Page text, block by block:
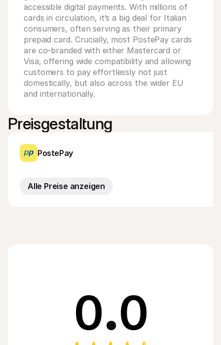
accessible digital payments. With millions of
cards in circulation, it’s a big deal for Italian
consumers, often serving as their primary
prepaid card. Crucially, most PostePay cards
are co-branded with either Mastercard or
Visa, offering wide compatibility and allowing
customers to pay effortlessly not just
domestically, but also across the wider EU
and internationally.
Preisgestaltung
PostePay
Alle Preise anzeigen
0.0